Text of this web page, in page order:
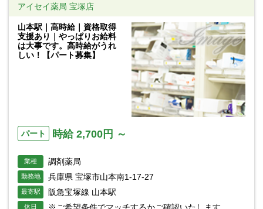
アイセイ薬局 宝塚店
山本駅｜高時給｜資格取得
支援あり｜やっぱりお給料
は大事です。高時給がうれ
しい！【パート募集】
パート 時給 2,700円 ～
業種 調剤薬局
勤務地 兵庫県 宝塚市山本南1-17-27
最寄駅 阪急宝塚線 山本駅
休日 ※ご希望条件でマッチするかご確認いたします